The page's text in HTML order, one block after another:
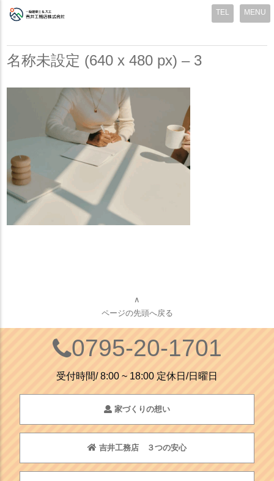
MENU
名称未設定 (640 x 480 px) – 3
∧
ページの先頭へ戻る
0795-20-1701
受付時間/ 8:00 ~ 18:00 定休日/日曜日
家づくりの想い
吉井工務店 ３つの安心